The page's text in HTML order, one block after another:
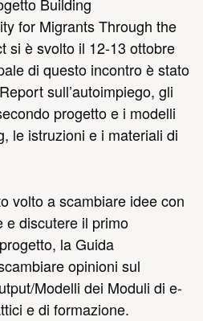
for Migrants Through the
si è svolto il 12-13 ottobre
di questo incontro è stato
sull’autoimpiego, gli
progetto e i modelli
le istruzioni e i materiali di
volto a scambiare idee con
e discutere il primo
la Guida
opinioni sul
Modelli dei Moduli di e-
e di formazione.